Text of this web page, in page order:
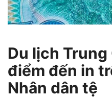
Du lịch Trung
điểm đến in
Nhân dân tệ